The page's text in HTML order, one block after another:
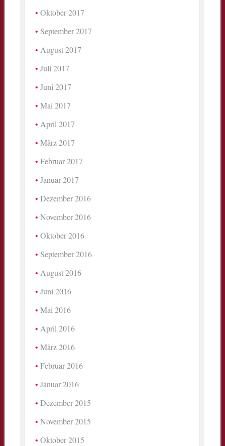
Oktober 2017
September 2017
August 2017
Juli 2017
Juni 2017
Mai 2017
April 2017
März 2017
Februar 2017
Januar 2017
Dezember 2016
November 2016
Oktober 2016
September 2016
August 2016
Juni 2016
Mai 2016
April 2016
März 2016
Februar 2016
Januar 2016
Dezember 2015
November 2015
Oktober 2015